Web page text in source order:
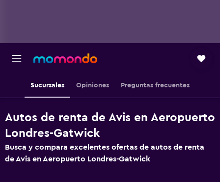
Sucursales Opiniones Preguntas frecuentes
Autos de renta de Avis en Aeropuerto
Londres-Gatwick
Busca y compara excelentes ofertas de autos de renta
de Avis en Aeropuerto Londres-Gatwick